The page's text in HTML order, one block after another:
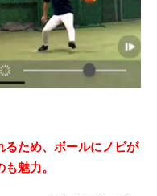
ため、ボールにノビが
魅力。